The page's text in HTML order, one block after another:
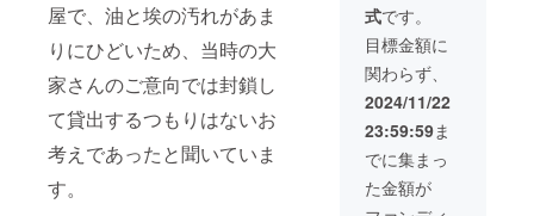
屋で、油と埃の汚れがあま
りにひどいため、当時の大
家さんのご意向では封鎖し
て貸出するつもりはないお
考えであったと聞いていま
す。
有効期限を延長
いたします
式です。
目標金額に
関わらず、
2024/11/22
23:59:59ま
でに集まっ
た金額が